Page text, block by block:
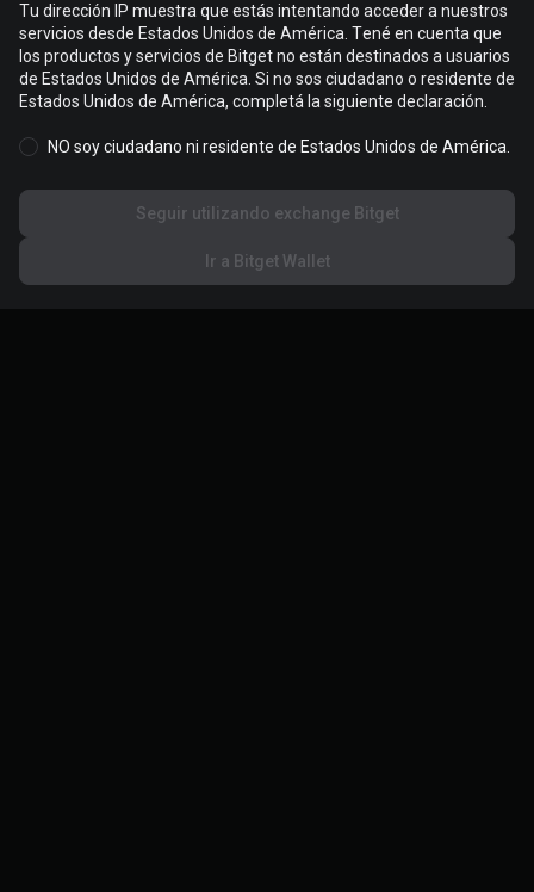
Las cookies se utilizan para optimizar y personalizar tu
experiencia en el sitio web. Gestioná tus preferencias de cookies y
revisá laPolítica de cookies.
Aceptar todas las cookies
Rechazar todas
Configuración de cookies
Tu dirección IP muestra que estás intentando acceder a nuestros
servicios desde Estados Unidos de América. Tené en cuenta que
los productos y servicios de Bitget no están destinados a usuarios
de Estados Unidos de América. Si no sos ciudadano o residente de
Estados Unidos de América, completá la siguiente declaración.
NO soy ciudadano ni residente de Estados Unidos de América.
Seguir utilizando exchange Bitget
Ir a Bitget Wallet